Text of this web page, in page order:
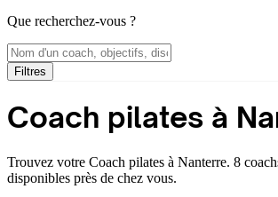
Que recherchez-vous ?
Filtres
Coach pilates à
Trouvez votre Coach pilates à Nanterre. 8
disponibles près de chez vous.